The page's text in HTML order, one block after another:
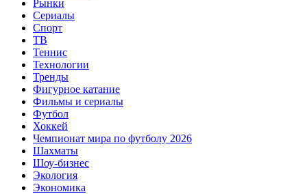
Рынки
Сериалы
Спорт
ТВ
Теннис
Технологии
Тренды
Фигурное катание
Фильмы и сериалы
Футбол
Хоккей
Чемпионат мира по футболу 2026
Шахматы
Шоу-бизнес
Экология
Экономика